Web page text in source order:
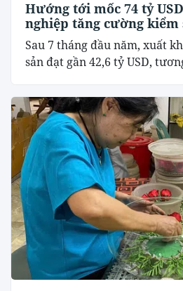
Hướng tới mốc 74 tỷ
nghiệp tăng cường
Sau 7 tháng đầu năm, xuất
sản đạt gần 42,6 tỷ USD,